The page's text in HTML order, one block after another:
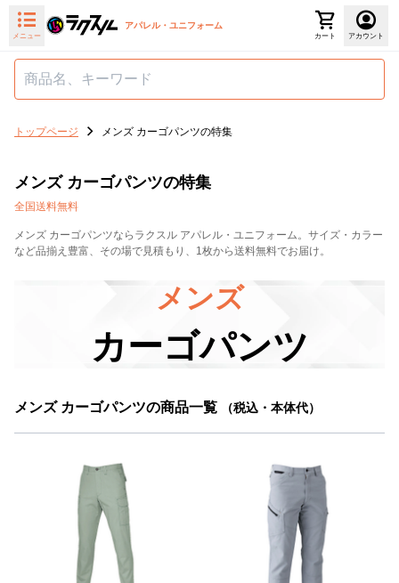
メニュー
アパレル・ユニフォーム
カート アカウント
トップページ メンズ カーゴパンツの特集
メンズ カーゴパンツの特集
全国送料無料
メンズ カーゴパンツならラクスル アパレル・ユニフォーム。サイズ・カラー
など品揃え豊富、その場で見積もり、1枚から送料無料でお届け。
メンズ
カーゴパンツ
メンズ カーゴパンツの商品一覧 （税込・本体代）